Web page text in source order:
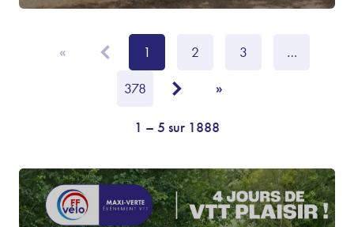
« 1 2 3
…
378
»
1 – 5 sur 1888